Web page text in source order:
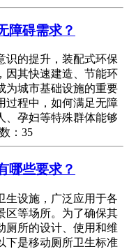
障碍需求？
识的提升，装配式环保
因其快速建造、节能环
为城市基础设施的重要
过程中，如何满足无障
、孕妇等特殊群体能够
：35
哪些要求？
生设施，广泛应用于各
区等场所。为了确保其
厕所的设计、使用和维
下是移动厕所卫生标准